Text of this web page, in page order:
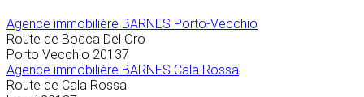
Agence immobilière BARNES Porto-Vecchio
Route de Bocca Del Oro
Porto Vecchio 20137
Agence immobilière BARNES Cala Rossa
Route de Cala Rossa